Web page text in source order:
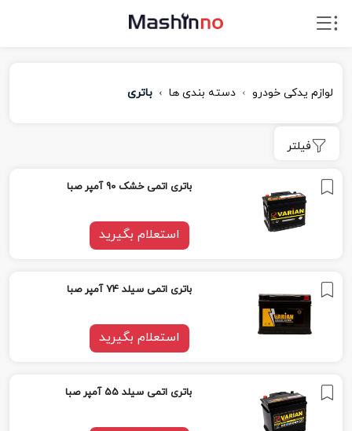
لوازم یدکی خودرو دسته بندی ها باتری
فیلتر
باتری اتمی خشک 90 آمپر صبا
استعلام بگیرید
باتری اتمی سیلد 74 آمپر صبا
استعلام بگیرید
باتری اتمی سیلد 55 آمپر صبا